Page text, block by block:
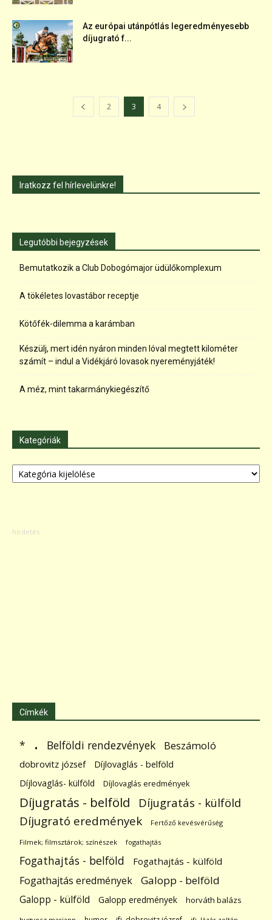
Az európai utánpótlás legeredményesebb
díjugrató f...
2 3 4
Iratkozz fel hírlevelünkre!
Legutóbbi bejegyzések
Bemutatkozik a Club Dobogómajor üdülőkomplexum
A tökéletes lovastábor receptje
Kötőfék-dilemma a karámban
Készülj, mert idén nyáron minden lóval megtett kilométer
számít – indul a Vidékjáró lovasok nyereményjáték!
A méz, mint takarmánykiegészítő
Kategóriák
Kategóriák
Címkék
* . Belföldi rendezvények Beszámoló
dobrovitz józsef
Díjlovaglás - belföld
Díjlovaglás- külföld
Díjlovaglás eredmények
Díjugratás - belföld Díjugratás - külföld
Díjugrató eredmények Fertőző kevésvérűség
Filmek; filmsztárok; színészek fogathajtás
Fogathajtás - belföld Fogathajtás - külföld
Fogathajtás eredmények Galopp - belföld
Galopp - külföld Galopp eredmények horváth balázs